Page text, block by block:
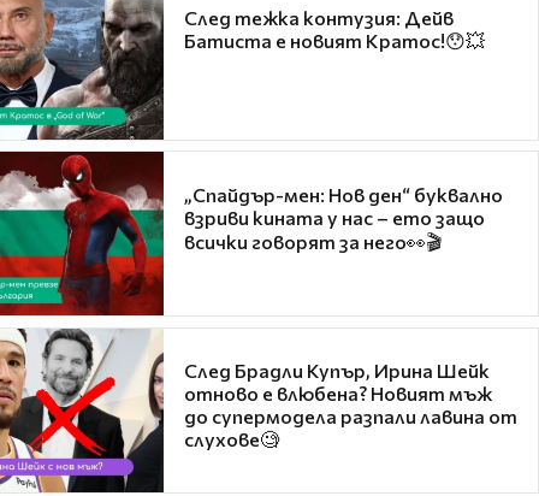
След тежка контузия: Дейв
Батиста е новият Кратос!😯💥
„Спайдър-мен: Нов ден“ буквално
взриви кината у нас – ето защо
всички говорят за него👀🎬
След Брадли Купър, Ирина Шейк
отново е влюбена? Новият мъж
до супермодела разпали лавина от
слухове🧐